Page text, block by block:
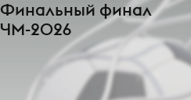
Финальный финал
ЧМ-2026